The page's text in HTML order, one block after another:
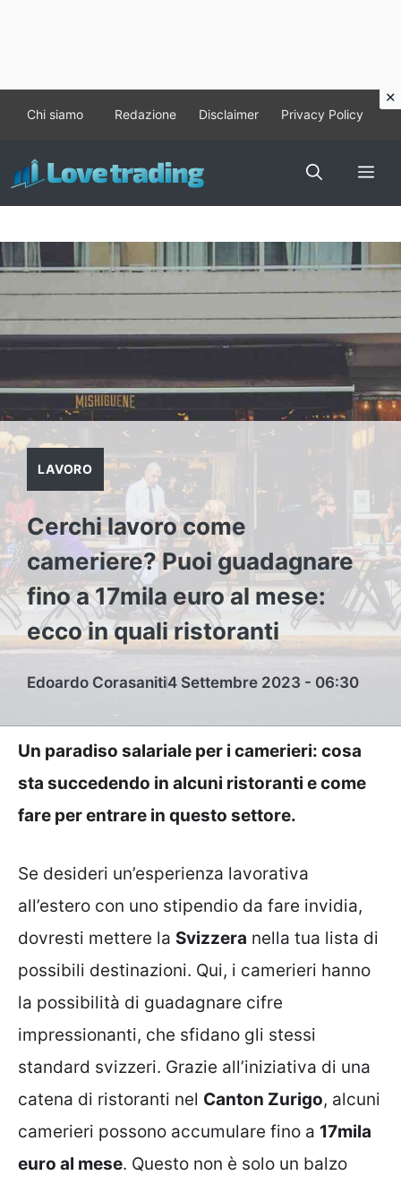
contenuto
Chi siamo Redazione Disclaimer Privacy Policy
LAVORO
Cerchi lavoro come
cameriere? Puoi guadagnare
fino a 17mila euro al mese:
ecco in quali ristoranti
Edoardo Corasaniti4 Settembre 2023 - 06:30
Un paradiso salariale per i camerieri: cosa
sta succedendo in alcuni ristoranti e come
fare per entrare in questo settore.
Se desideri un’esperienza lavorativa
all’estero con uno stipendio da fare invidia,
dovresti mettere la Svizzera nella tua lista di
possibili destinazioni. Qui, i camerieri hanno
la possibilità di guadagnare cifre
impressionanti, che sfidano gli stessi
standard svizzeri. Grazie all’iniziativa di una
catena di ristoranti nel Canton Zurigo, alcuni
camerieri possono accumulare fino a 17mila
euro al mese. Questo non è solo un balzo